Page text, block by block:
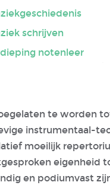
schrijven
notenleer
te worden
instrumentaal-
moeilijk
eigenheid
en podiumvast